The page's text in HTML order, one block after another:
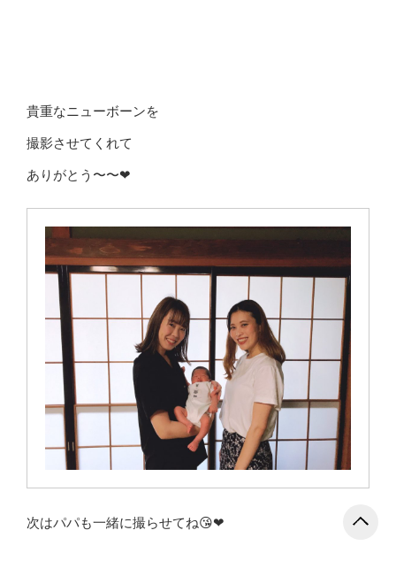
貴重なニューボーンを
撮影させてくれて
ありがとう〜〜❤︎
次はパパも一緒に撮らせてね😘❤︎